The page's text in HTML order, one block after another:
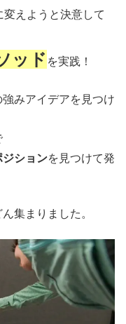
えようと決意して
ッド を実践！
みアイデアを見つけ
ジションを見つけて発
集まりました。